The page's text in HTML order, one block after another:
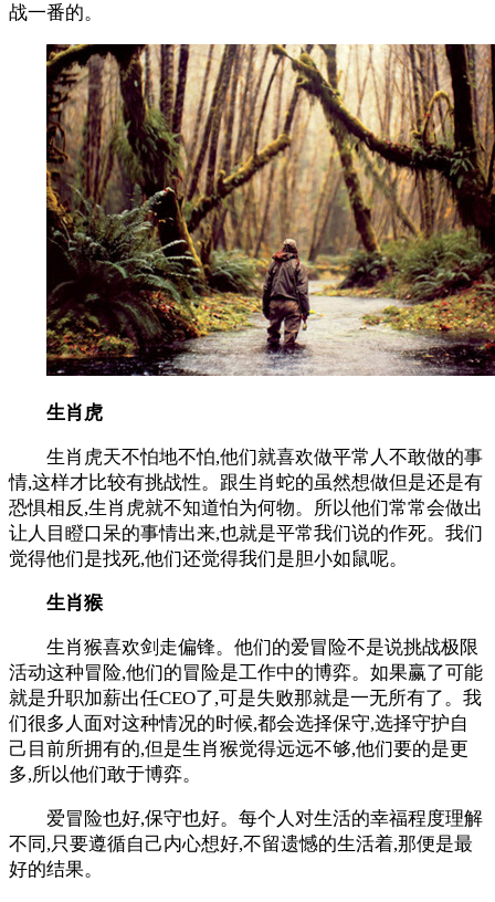
战一番的。
生肖虎
生肖虎天不怕地不怕,他们就喜欢做平常人不敢做的事
情,这样才比较有挑战性。跟生肖蛇的虽然想做但是还是有
恐惧相反,生肖虎就不知道怕为何物。所以他们常常会做出
让人目瞪口呆的事情出来,也就是平常我们说的作死。我们
觉得他们是找死,他们还觉得我们是胆小如鼠呢。
生肖猴
生肖猴喜欢剑走偏锋。他们的爱冒险不是说挑战极限
活动这种冒险,他们的冒险是工作中的博弈。如果赢了可能
就是升职加薪出任CEO了,可是失败那就是一无所有了。我
们很多人面对这种情况的时候,都会选择保守,选择守护自
己目前所拥有的,但是生肖猴觉得远远不够,他们要的是更
多,所以他们敢于博弈。
爱冒险也好,保守也好。每个人对生活的幸福程度理解
不同,只要遵循自己内心想好,不留遗憾的生活着,那便是最
好的结果。